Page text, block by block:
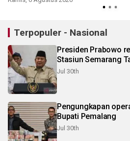
Terpopuler - Nasional
Presiden Prabowo
Stasiun Semarang
Jul 30th
Pengungkapan
Bupati Pemalang
Jul 30th